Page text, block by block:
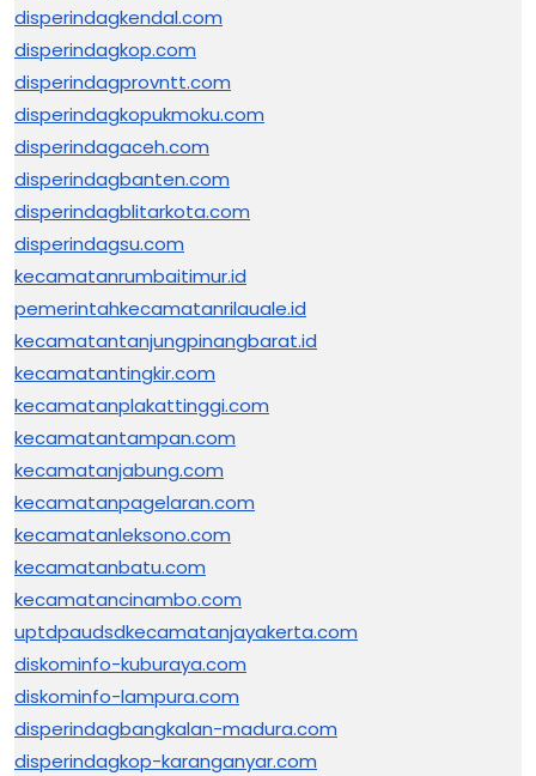
disperindagkendal.com
disperindagkop.com
disperindagprovntt.com
disperindagkopukmoku.com
disperindagaceh.com
disperindagbanten.com
disperindagblitarkota.com
disperindagsu.com
kecamatanrumbaitimur.id
pemerintahkecamatanrilauale.id
kecamatantanjungpinangbarat.id
kecamatantingkir.com
kecamatanplakattinggi.com
kecamatantampan.com
kecamatanjabung.com
kecamatanpagelaran.com
kecamatanleksono.com
kecamatanbatu.com
kecamatancinambo.com
uptdpaudsdkecamatanjayakerta.com
diskominfo-kuburaya.com
diskominfo-lampura.com
disperindagbangkalan-madura.com
disperindagkop-karanganyar.com